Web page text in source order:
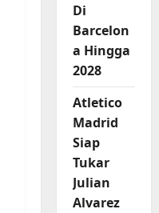
Di
Barcelon
a Hingga
2028
Atletico
Madrid
Siap
Tukar
Julian
Alvarez